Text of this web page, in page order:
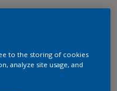
to the storing of cookies
analyze site usage, and